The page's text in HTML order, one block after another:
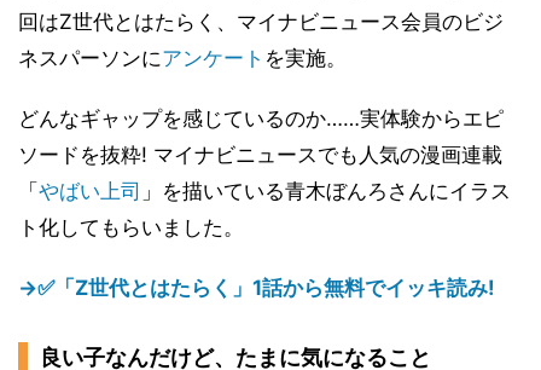
回はZ世代とはたらく、マイナビニュース会員のビジ
ネスパーソンにアンケート を実施。
どんなギャップを感じているのか……実体験からエピ
ソードを抜粋! マイナビニュースでも人気の漫画連載
「 やばい上司 」を描いている青木ぼんろさんにイラス
ト化してもらいました。
→✅「Z世代とはたらく」1話から無料でイッキ読み!
良い子なんだけど、たまに気になること